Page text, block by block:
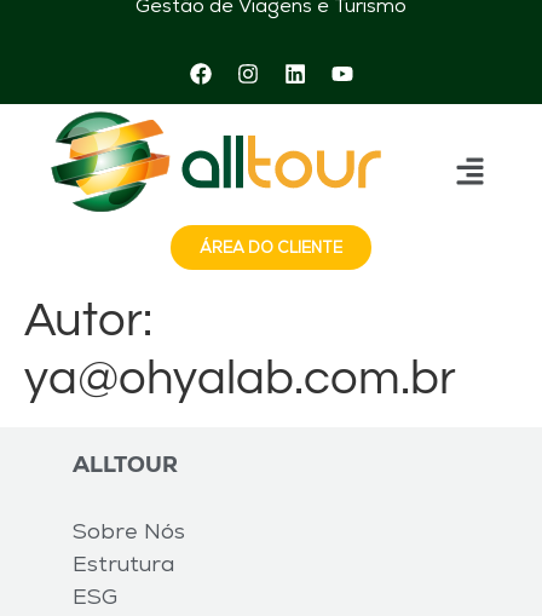
Gestão de Viagens e Turismo
ÁREA DO CLIENTE
Autor:
ya@ohyalab.com.br
ALLTOUR
Sobre Nós
Estrutura
ESG